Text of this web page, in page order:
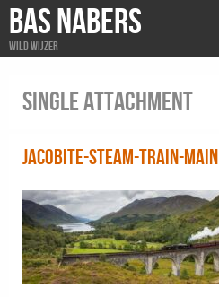
BAS NABERS
Wild wijzer
Single attachment
jacobite-steam-train-main